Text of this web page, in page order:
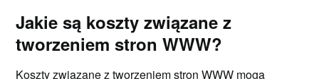
Jakie są koszty związane z
tworzeniem stron WWW?
Koszty związane z tworzeniem stron WWW mogą